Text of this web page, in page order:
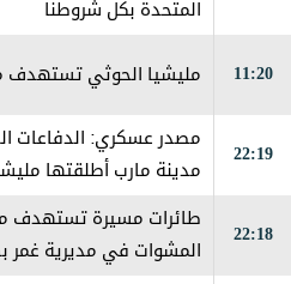
المتحدة بكل شروطنا
11:20 مليشيا الحوثي تستهدف
22:19
22:18
طائرات مسيرة تستهدف
المشوات في مديرية غمر